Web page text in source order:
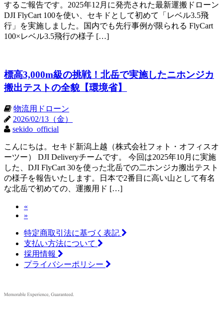
するご報告です。2025年12月に発売された最新運搬ドローン
DJI FlyCart 100を使い、セキドとして初めて「レベル3.5飛
行」を実施しました。国内でも先行事例が限られる FlyCart
100×レベル3.5飛行の様子 […]
標高3,000m級の挑戦！北岳で実施したニホンジカ
搬出テストの全貌【環境省】
物流用ドローン
2026/02/13（金）
sekido_official
こんにちは。セキド新潟上越（株式会社フォト・オフィスオ
ーツー） DJI Deliveryチームです。 今回は2025年10月に実施
した、DJI FlyCart 30を使った北岳での二ホンジカ搬出テスト
の様子を報告いたします。日本で2番目に高い山として有名
な北岳で初めての、運搬用ド […]
«
»
特定商取引法に基づく表記
支払い方法について
採用情報
プライバシーポリシー